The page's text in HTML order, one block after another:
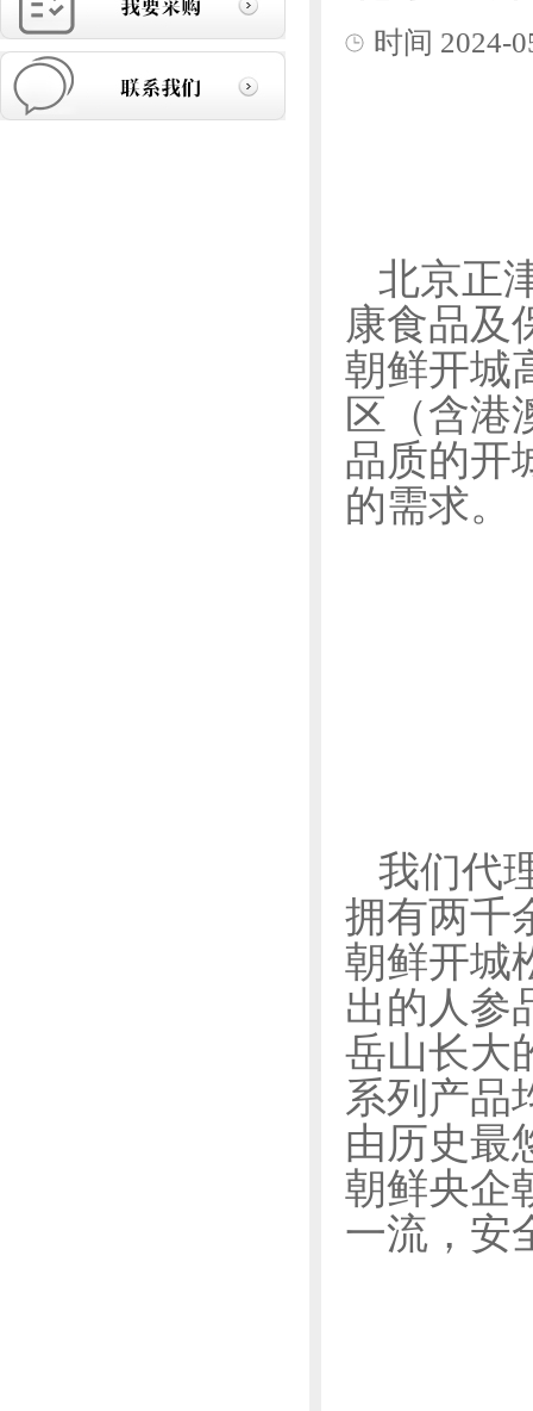
时间 2024-
北京正
康食品及
朝鲜开城
区（含港
品质的开
的需求。
我们代
拥有两千
朝鲜开城
出的人参
岳山长大
系列产品
由历史最
朝鲜央企
一流，安